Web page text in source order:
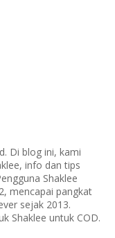
Di blog ini, kami
info dan tips
Shaklee
mencapai pangkat
sejak 2013.
Shaklee untuk COD.